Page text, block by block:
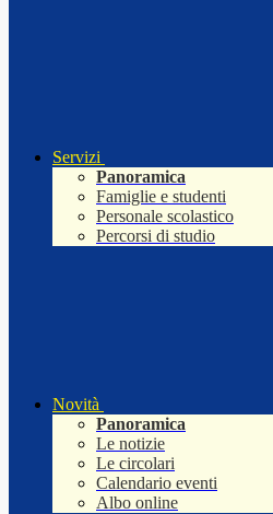
Servizi
Panoramica
Famiglie e studenti
Personale scolastico
Percorsi di studio
Novità
Panoramica
Le notizie
Le circolari
Calendario eventi
Albo online